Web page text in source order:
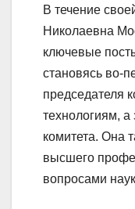
В течение
Николаевна
ключевые
становясь во-
председателя
технологиям, а
комитета. Она
высшего
вопросами